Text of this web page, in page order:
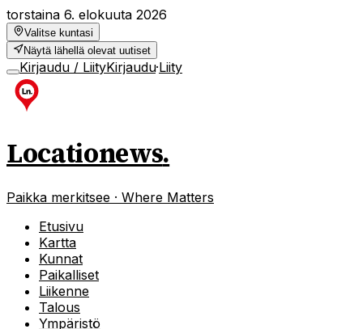
torstaina 6. elokuuta 2026
Valitse kuntasi
Näytä lähellä olevat uutiset
Kirjaudu / LiityKirjaudu·Liity
Locationews.
Paikka merkitsee · Where Matters
Etusivu
Kartta
Kunnat
Paikalliset
Liikenne
Talous
Ympäristö